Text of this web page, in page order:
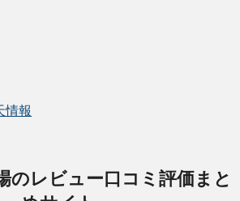
情報
のレビュー口コミ評価まと